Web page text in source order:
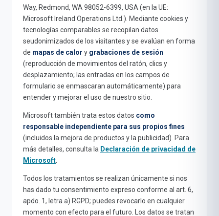
Way, Redmond, WA 98052-6399, USA (en la UE:
Microsoft Ireland Operations Ltd.). Mediante cookies y
tecnologías comparables se recopilan datos
seudonimizados de los visitantes y se evalúan en forma
de mapas de calor y grabaciones de sesión
(reproducción de movimientos del ratón, clics y
desplazamiento; las entradas en los campos de
formulario se enmascaran automáticamente) para
entender y mejorar el uso de nuestro sitio.
Microsoft también trata estos datos como
responsable independiente para sus propios fines
(incluidos la mejora de productos y la publicidad). Para
más detalles, consulta la Declaración de privacidad de
Microsoft
Todos los tratamientos se realizan únicamente si nos
has dado tu consentimiento expreso conforme al art. 6,
apdo. 1, letra a) RGPD; puedes revocarlo en cualquier
momento con efecto para el futuro. Los datos se tratan